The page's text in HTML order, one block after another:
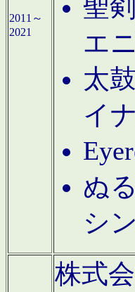
2011～
2021
聖
エ
太
イ
ぬ
シ
株式